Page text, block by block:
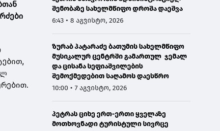
საქართველოს
ტერიტორიული
შენობაზე სახელმწიფო დროშა დაეშვა
6:43 • 8 აგვისტო, 2026
ზურაბ პატარაძე ბათუმის სახელმწიფო
მუსიკალურ ცენტრში გამართულ ჯემალ
და ცისანა სეფიაშვილების
შემოქმედებით საღამოს დაესწრო
10:00 • 7 აგვისტო, 2026
პეტრას ციხე ერთ-ერთი ყველაზე
მოთხოვნადი ტურისტული სივრცე